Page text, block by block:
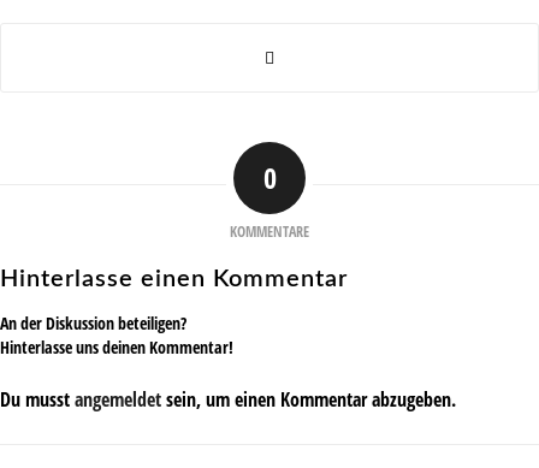
0
KOMMENTARE
Hinterlasse einen Kommentar
An der Diskussion beteiligen?
Hinterlasse uns deinen Kommentar!
Du musstangemeldetsein, um einen Kommentar abzugeben.